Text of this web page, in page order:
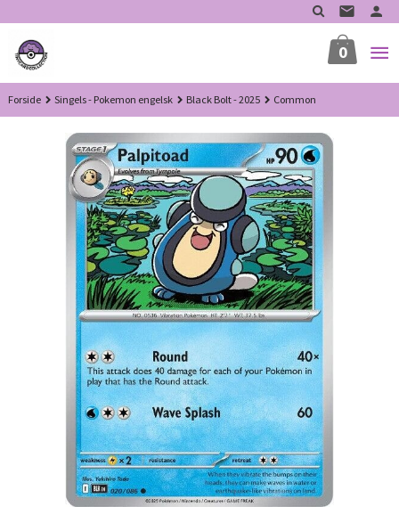
til
innholdet
0
Forside Singels - Pokemon engelsk Black Bolt - 2025 Common